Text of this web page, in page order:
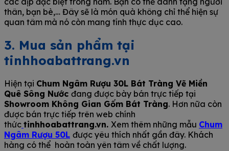
thân, bạn bè,… Đây sẽ là món quà không chỉ thể hiện sự
quan tâm mà nó còn mang tính thực dục cao.
3. Mua sản phẩm tại
tinhhoabattrang.vn
Hiện tại Chum Ngâm Rượu 30L Bát Tràng Vẽ Miền
Quê Sông Nước đang được bày bán trực tiếp tại
Showroom Không Gian Gốm Bát Tràng. Hơn nữa còn
được bán trực tiếp trên web chính
thức tinhhoabattrang.vn. Xem thêm những mẫu Chum
Ngâm Rượu 50L được yêu thích nhất gần đây. Khách
hàng có thể hoàn toàn yên tâm về chất lượng.